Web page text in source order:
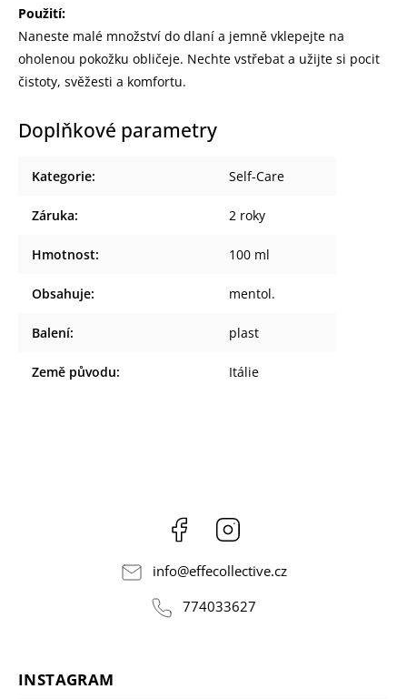
Použití:
Naneste malé množství do dlaní a jemně vklepejte na
oholenou pokožku obličeje. Nechte vstřebat a užijte si pocit
čistoty, svěžesti a komfortu.
Doplňkové parametry
Kategorie: Self-Care
Záruka: 2 roky
Hmotnost: 100 ml
Obsahuje: mentol.
Balení: plast
Země původu: Itálie
Facebook
info@effecollective.cz
774033627
INSTAGRAM